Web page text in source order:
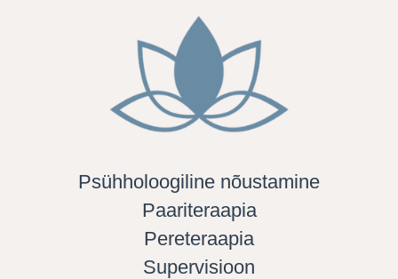
Psühholoogiline nõustamine
Paariteraapia
Pereteraapia
Supervisioon